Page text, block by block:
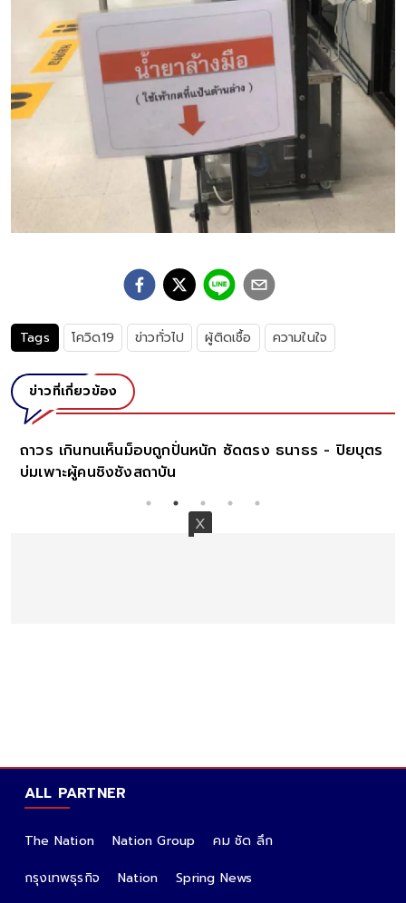
Tags โควิด19 ข่าวทั่วไป ผู้ติดเชื้อ ความในใจ
ข่าวที่เกี่ยวข้อง
ถาวร เกินทนเห็นม็อบถูกปั่นหนัก ซัดตรง ธนาธร - ปิยบุตร
บ่มเพาะผู้คนชิงชังสถาบัน
ALL PARTNER
The Nation Nation Group
คม ชัด ลึก
กรุงเทพธุรกิจ
Nation
Spring News